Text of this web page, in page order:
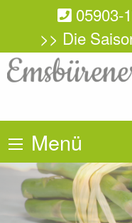
05903-
>> Die
Menü